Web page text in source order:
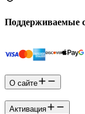
Поддерживаемые
О сайте
Активация